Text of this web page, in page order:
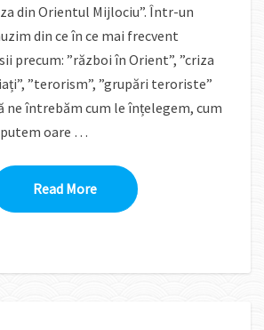
din Orientul Mijlociu”. Într-un
din ce în ce mai frecvent
precum: ”război în Orient”, ”criza
”terorism”, ”grupări teroriste”
ne întrebăm cum le înțelegem, cum
oare …
Read MoreRead More